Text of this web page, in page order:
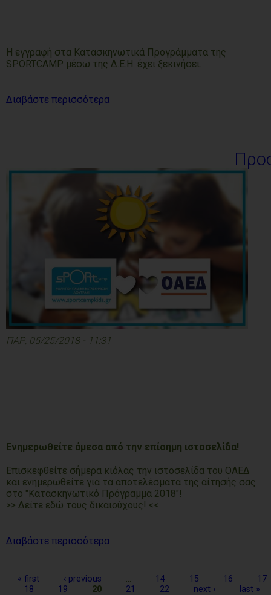
Η εγγραφή στα Κατασκηνωτικά Προγράμματα της
SPORTCAMP μέσω της Δ.Ε.Η. έχει ξεκινήσει.
Διαβάστε περισσότερα
ΠΑΡ, 05/25/2018 - 11:31
Ενημερωθείτε άμεσα από την επίσημη ιστοσελίδα!
Επισκεφθείτε σήμερα κιόλας την ιστοσελίδα του ΟΑΕΔ
και ενημερωθείτε για τα αποτελέσματα της αίτησής σας
στο "Κατασκηνωτικό Πρόγραμμα 2018"!
>> Δείτε εδώ τους δικαιούχους! <<
Διαβάστε περισσότερα
« first ‹ previous … 14 15 16
17
18
19 20 21 22 next › last »